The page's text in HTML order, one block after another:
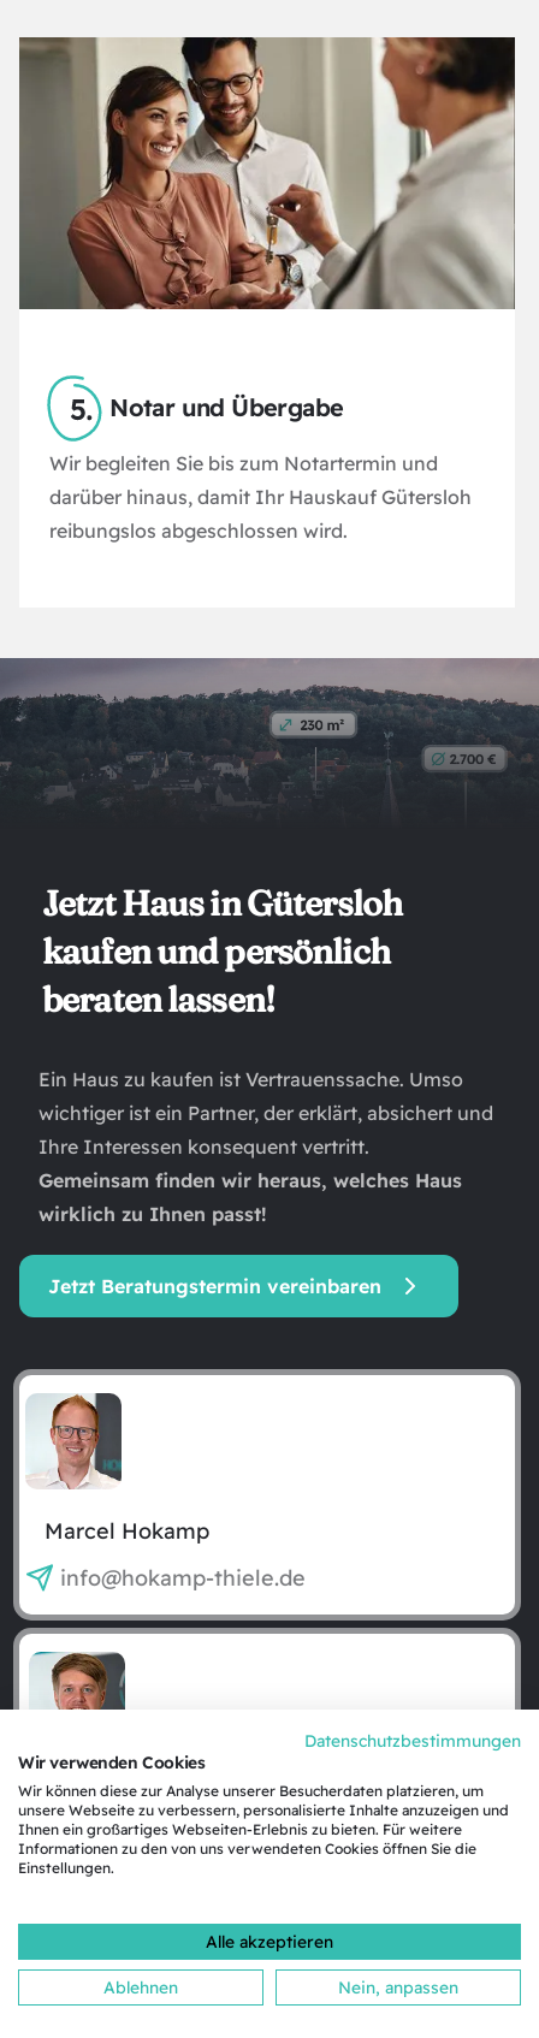
Notar und Übergabe
Wir begleiten Sie bis zum Notartermin und
darüber hinaus, damit Ihr Hauskauf Gütersloh
reibungslos abgeschlossen wird.
Jetzt Haus in Gütersloh
kaufen und persönlich
beraten lassen!
Ein Haus zu kaufen ist Vertrauenssache. Umso
wichtiger ist ein Partner, der erklärt, absichert und
Ihre Interessen konsequent vertritt.
Gemeinsam finden wir heraus, welches Haus
wirklich zu Ihnen passt!
Jetzt Beratungstermin vereinbaren
Marcel Hokamp
info@hokamp-thiele.de
Georg Thiele
info@hokamp-thiele.de
Der Immobilienmarkt in
Datenschutzbestimmungen
Wir verwenden Cookies
Wir können diese zur Analyse unserer Besucherdaten platzieren, um
unsere Webseite zu verbessern, personalisierte Inhalte anzuzeigen und
Ihnen ein großartiges Webseiten-Erlebnis zu bieten. Für weitere
Informationen zu den von uns verwendeten Cookies öffnen Sie die
Einstellungen.
Alle akzeptieren
Ablehnen Nein, anpassen